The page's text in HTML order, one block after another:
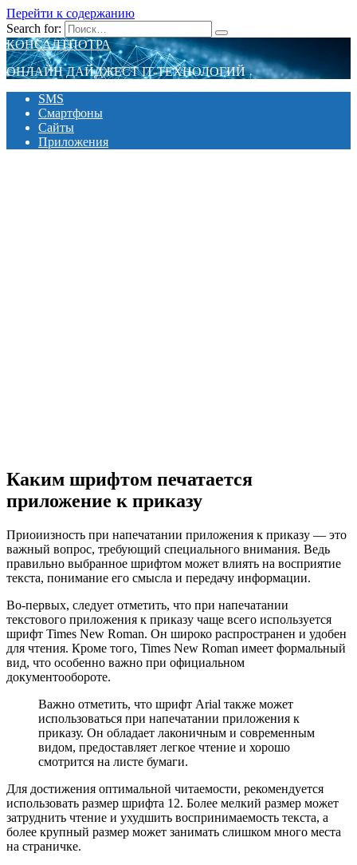
Перейти к содержанию
Search for:
КОНСАЛТПОТРА
ОНЛАЙН ДАЙДЖЕСТ IT-ТЕХНОЛОГИЙ
SMS
Смартфоны
Сайты
Приложения
Каким шрифтом печатается
приложение к приказу
Приоиизность при напечатании приложения к приказу — это
важный вопрос, требующий специального внимания. Ведь
правильно выбранное шрифтом может влиять на восприятие
текста, понимание его смысла и передачу информации.
Во-первых, следует отметить, что при напечатании
текстового приложения к приказу чаще всего используется
шрифт Times New Roman. Он широко распространен и удобен
для чтения. Кроме того, Times New Roman имеет формальный
вид, что особенно важно при официальном
документообороте.
Важно отметить, что шрифт Arial также может
использоваться при напечатании приложения к
приказу. Он обладает лаконичным и современным
видом, предоставляет легкое чтение и хорошо
смотрится на листе бумаги.
Для достижения оптимальной читаемости, рекомендуется
использовать размер шрифта 12. Более мелкий размер может
затруднить чтение и ухудшить воспринимаемость текста, а
более крупный размер может занимать слишком много места
на страничке.